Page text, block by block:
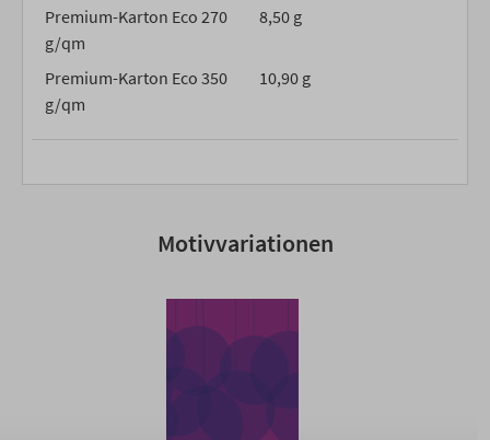
Premium-Karton Eco 270
g/qm
8,50 g
Premium-Karton Eco 350
g/qm
10,90 g
Motivvariationen